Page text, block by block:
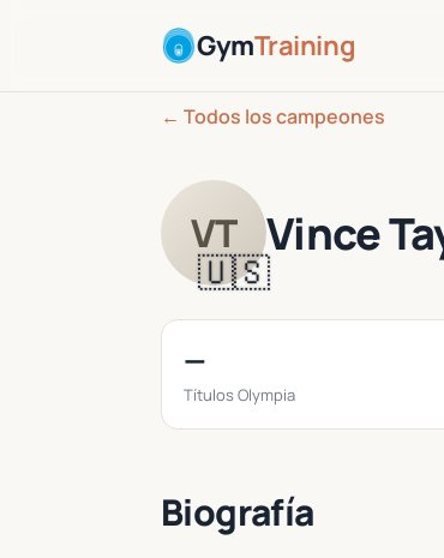
GymTraining
← Todos los campeones
VT
🇺🇸
Vince
—
Títulos Olympia
Biografía